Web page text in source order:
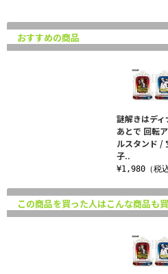
おすすめの商品
謎解きはディ
あとで 回転
ルスタンド /
子..
¥1,980（税込
この商品を買った人はこんな商品も